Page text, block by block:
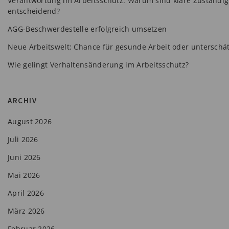
entscheidend?
AGG-Beschwerdestelle erfolgreich umsetzen
Neue Arbeitswelt: Chance für gesunde Arbeit oder
Wie gelingt Verhaltensänderung im Arbeitsschutz?
ARCHIV
August 2026
Juli 2026
Juni 2026
Mai 2026
April 2026
März 2026